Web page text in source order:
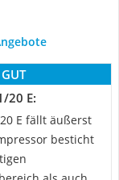
20 E:
E fällt äußerst
besticht